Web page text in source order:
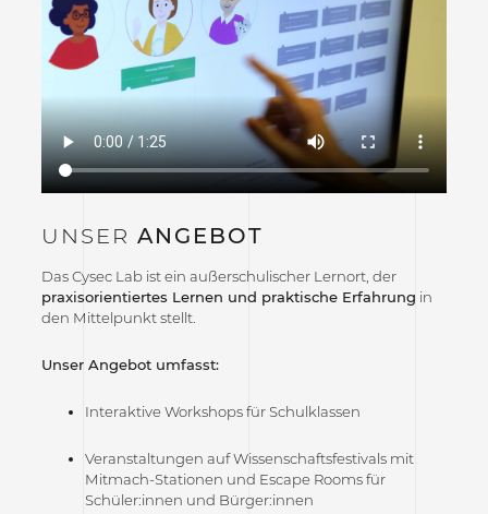
UNSER ANGEBOT
Das Cysec Lab ist ein außerschulischer Lernort, der
praxisorientiertes Lernen und praktische Erfahrung in
den Mittelpunkt stellt.
Unser Angebot umfasst:
Interaktive Workshops für Schulklassen
Veranstaltungen auf Wissenschaftsfestivals mit
Mitmach-Stationen und Escape Rooms für
Schüler:innen und Bürger:innen